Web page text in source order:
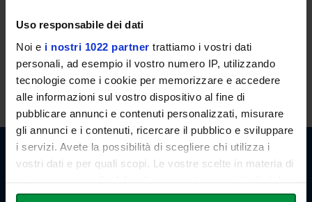
Uso responsabile dei dati
Noi e i nostri 1022 partner trattiamo i vostri dati
personali, ad esempio il vostro numero IP, utilizzando
tecnologie come i cookie per memorizzare e accedere
alle informazioni sul vostro dispositivo al fine di
pubblicare annunci e contenuti personalizzati, misurare
gli annunci e i contenuti, ricercare il pubblico e sviluppare
i servizi. Avete la possibilità di scegliere chi utilizza i
vostri dati e per quali scopi. Le vostre scelte in materia di
in cui avete effettuato le vostre scelte. È possibile
OFFICE HOURS
The professor is available to receive the students at the end of the
lessons. However, the students may also request an appointment
by email.
Via del Casale di San Pio V, 44